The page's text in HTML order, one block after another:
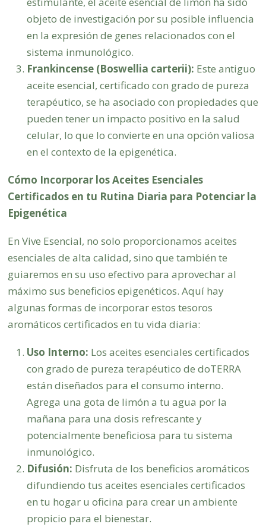
objeto de investigación por su posible influencia
en la expresión de genes relacionados con el
sistema inmunológico.
Frankincense (Boswellia carterii): Este antiguo
aceite esencial, certificado con grado de pureza
terapéutico, se ha asociado con propiedades que
pueden tener un impacto positivo en la salud
celular, lo que lo convierte en una opción valiosa
en el contexto de la epigenética.
Cómo Incorporar los Aceites Esenciales
Certificados en tu Rutina Diaria para Potenciar la
Epigenética
En Vive Esencial, no solo proporcionamos aceites
esenciales de alta calidad, sino que también te
guiaremos en su uso efectivo para aprovechar al
máximo sus beneficios epigenéticos. Aquí hay
algunas formas de incorporar estos tesoros
aromáticos certificados en tu vida diaria:
Uso Interno: Los aceites esenciales certificados
con grado de pureza terapéutico de doTERRA
están diseñados para el consumo interno.
Agrega una gota de limón a tu agua por la
mañana para una dosis refrescante y
potencialmente beneficiosa para tu sistema
inmunológico.
Difusión: Disfruta de los beneficios aromáticos
difundiendo tus aceites esenciales certificados
en tu hogar u oficina para crear un ambiente
propicio para el bienestar.